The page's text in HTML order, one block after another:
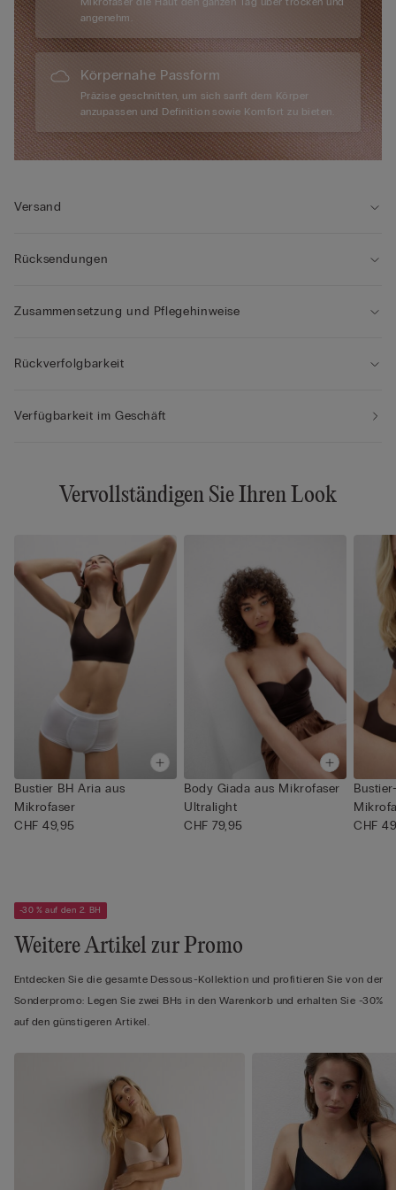
angenehm.
Körpernahe Passform
Präzise geschnitten, um sich sanft dem Körper
anzupassen und Definition sowie Komfort zu bieten.
Versand
Rücksendungen
Zusammensetzung und Pflegehinweise
Rückverfolgbarkeit
Verfügbarkeit im Geschäft
Vervollständigen Sie Ihren Look
Bustier BH Aria aus
Mikrofaser
CHF 49,95
Body Giada aus Mikrofaser
Ultralight
CHF 79,95
CHF
-30 % auf den 2. BH
Weitere Artikel zur Promo
Entdecken Sie die gesamte Dessous-Kollektion und profitieren Sie von der
Sonderpromo: Legen Sie zwei BHs in den Warenkorb und erhalten Sie -30%
auf den günstigeren Artikel.